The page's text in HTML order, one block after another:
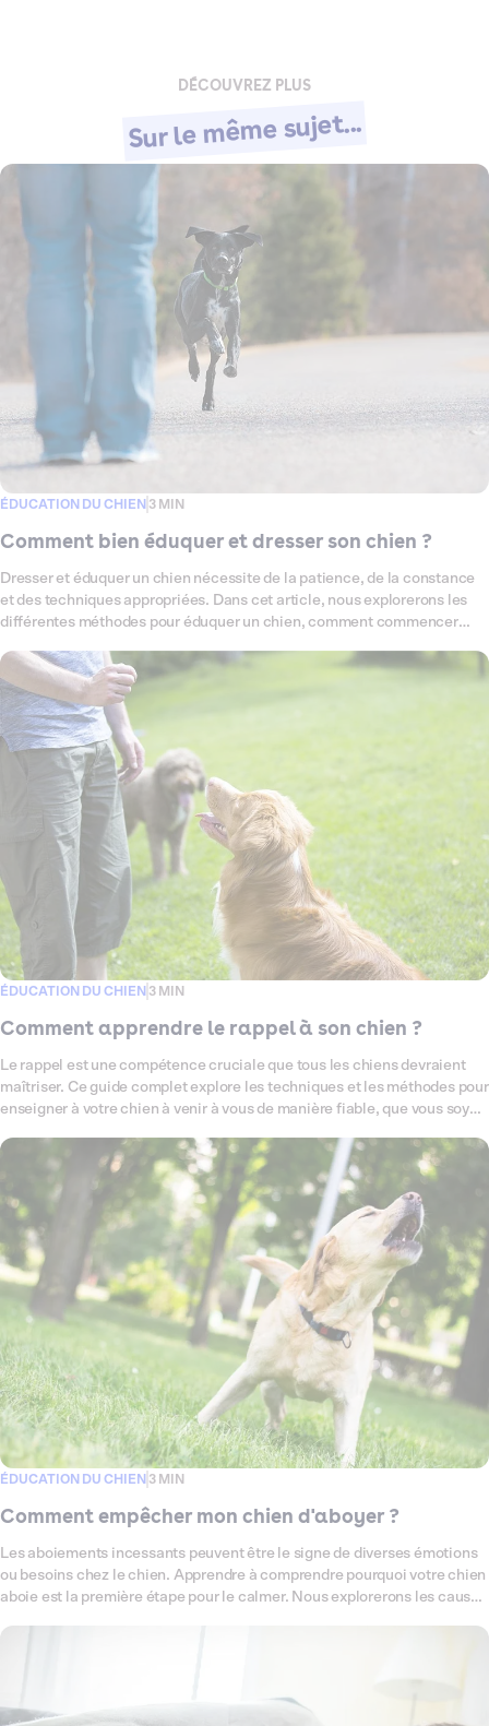
DÉCOUVREZ PLUS
Sur le même sujet...
ÉDUCATION DU CHIEN 3 MIN
Comment bien éduquer et dresser son chien ?
Dresser et éduquer un chien nécessite de la patience, de la constance
et des techniques appropriées. Dans cet article, nous explorerons les
différentes méthodes pour éduquer un chien, comment commencer
comportement. Nous répondrons également aux questions courantes
liées au dressage des chiens.
ÉDUCATION DU CHIEN 3 MIN
Comment apprendre le rappel à son chien ?
Le rappel est une compétence cruciale que tous les chiens devraient
maîtriser. Ce guide complet explore les techniques et les méthodes pour
enseigner à votre chien à venir à vous de manière fiable, que vous soyez
ÉDUCATION DU CHIEN 3 MIN
Comment empêcher mon chien d'aboyer ?
Les aboiements incessants peuvent être le signe de diverses émotions
ou besoins chez le chien. Apprendre à comprendre pourquoi votre chien
aboie est la première étape pour le calmer. Nous explorerons les causes